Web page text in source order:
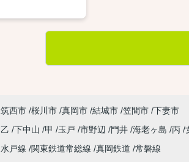
筑西市 桜川市 真岡市 結城市 笠間市 下妻市
乙 下中山 甲 玉戸 市野辺 門井 海老ヶ島 丙
水戸線 関東鉄道常総線 真岡鉄道 常磐線